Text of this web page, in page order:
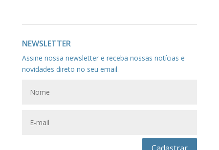
NEWSLETTER
Assine nossa newsletter e receba nossas notícias e
novidades direto no seu email.